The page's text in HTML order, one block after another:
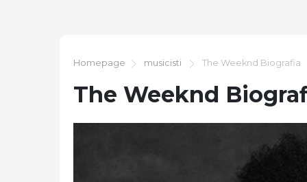
Homepage musicisti The Weeknd Biografia
The Weeknd